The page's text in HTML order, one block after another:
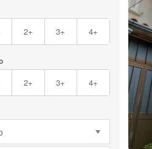
2+ 3+ 4+
2+ 3+ 4+